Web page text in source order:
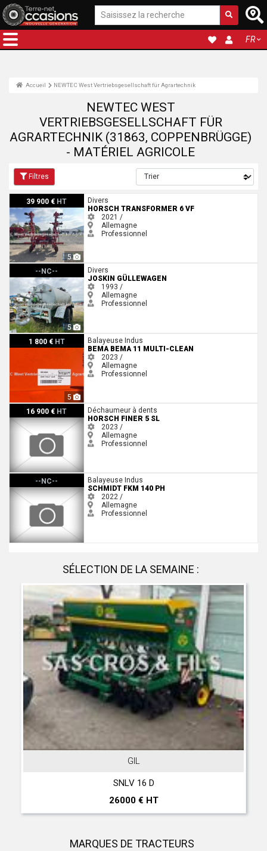
FR
Accueil NEWTEC West Vertriebsgesellschaft für Agrartechnik
NEWTEC WEST
VERTRIEBSGESELLSCHAFT FÜR
AGRARTECHNIK (31863, COPPENBRÜGGE)
- MATÉRIEL AGRICOLE
Filtres
39 900 € HT
5
Horsch TRANSFORMER 6 VF
Divers
HORSCH TRANSFORMER 6 VF
2021 /
Allemagne
Professionnel
--NC--
5
Joskin GÜLLEWAGEN
Divers
JOSKIN GÜLLEWAGEN
1993 /
Allemagne
Professionnel
1 800 € HT
5
Bema BEMA 11 MULTI-CLEANBalayeuse Indus
BEMA BEMA 11 MULTI-CLEAN
2023 /
Allemagne
Professionnel
16 900 € HT
Horsch FINER 5 SL
Déchaumeur à dents
HORSCH FINER 5 SL
2023 /
Allemagne
Professionnel
--NC--
Schmidt FKM 140 PH
Balayeuse Indus
SCHMIDT FKM 140 PH
2022 /
Allemagne
Professionnel
SÉLECTION DE LA SEMAINE :
MARQUES DE TRACTEURS